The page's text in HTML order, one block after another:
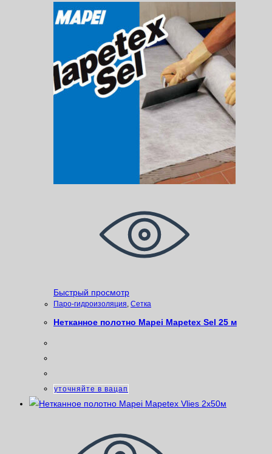
Быстрый просмотр
Паро-гидроизоляция, Сетка
Нетканное полотно Mapei Mapetex Sel 25 м
уточняйте в вацап